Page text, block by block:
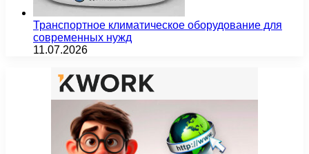
Транспортное климатическое оборудование для
современных нужд
11.07.2026